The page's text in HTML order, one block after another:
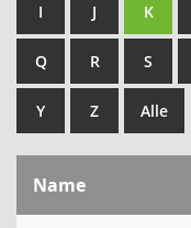
I J K
Q R S
Y Z Alle
Name